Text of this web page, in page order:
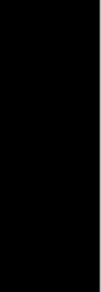
película tiene
para esta
a cargo de